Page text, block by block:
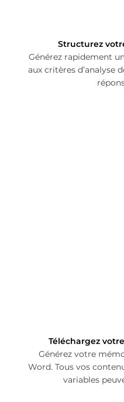
Structurez
Générez rapidement
aux critères d’analyse
Téléchargez
Générez votre
Word. Tous vos
variables